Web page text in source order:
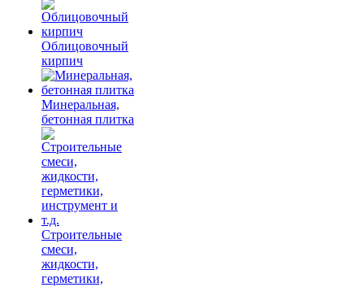
Облицовочный
кирпич
Минеральная,
бетонная плитка
Строительные
смеси,
жидкости,
герметики,